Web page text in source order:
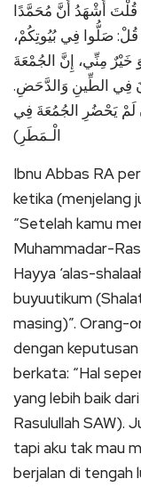
قُلْتَ أَشْهَدُ أَنَّ مُحَمَّدًا
صَلُّوا فِي بُيُوتِكُمْ،
خَيْرٌ مِنِّي، إِنَّ الجُمْعَةَ
فِي الطِّينِ وَالدَّحَضِ.
لَمْ يَحْضُرِ الجُمُعَةَ فِي
الْـمَطَرِ)
Ibnu Abbas RA
ketika (menjelang
“Setelah kamu
Muhammadar-
Hayya ‘alas-
buyuutikum
masing)”. Orang-
dengan keputusan
berkata: “Hal
yang lebih baik
Rasulullah SAW).
tapi aku tak mau
berjalan di tengah